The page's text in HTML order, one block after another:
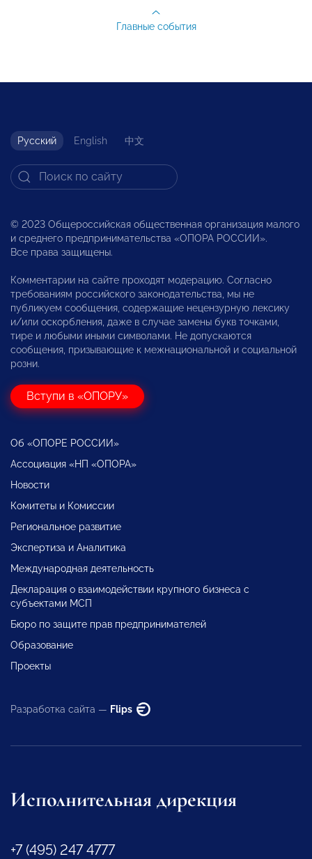
Главные события
Русский English 中文
© 2023 Общероссийская общественная организация малого
и среднего предпринимательства «ОПОРА РОССИИ».
Все права защищены.
Комментарии на сайте проходят модерацию. Согласно
требованиям российского законодательства, мы не
публикуем сообщения, содержащие нецензурную лексику
и/или оскорбления, даже в случае замены букв точками,
тире и любыми иными символами. Не допускаются
сообщения, призывающие к межнациональной и социальной
розни.
Вступи в «ОПОРУ»
Об «ОПОРЕ РОССИИ»
Ассоциация «НП «ОПОРА»
Новости
Комитеты и Комиссии
Региональное развитие
Экспертиза и Аналитика
Международная деятельность
Декларация о взаимодействии крупного бизнеса с
субъектами МСП
Бюро по защите прав предпринимателей
Образование
Проекты
Разработка сайта — Flips
Исполнительная дирекция
+7 (495) 247 4777